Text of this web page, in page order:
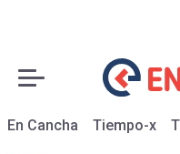
En Cancha Tiempo-x